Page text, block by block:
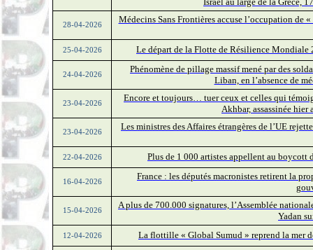
28-04-2026
Médecins Sans Frontières accuse l’occupation de
25-04-2026 Le départ de la Flotte de Résilience
24-04-2026
Phénomène de pillage massif mené par des
Liban, en l’absence de
23-04-2026
Encore et toujours… tuer ceux et celles qui
Akhbar, assassinée
23-04-2026
Les ministres des Affaires étrangères de l’UE
22-04-2026 Plus de 1 000 artistes appellent au boycott
16-04-2026
France : les députés macronistes retirent la
15-04-2026
A plus de 700.000 signatures, l’Assemblée
Yadan
12-04-2026 La flottille « Global Sumud » reprend la mer